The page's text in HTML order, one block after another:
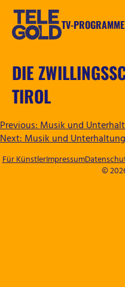
Zum
springen
TV-PROGRAMM
DIE
TIROL
Previous:Musik und
Next:Musik und Unterhaltung
©
Für KünstlerImpressum